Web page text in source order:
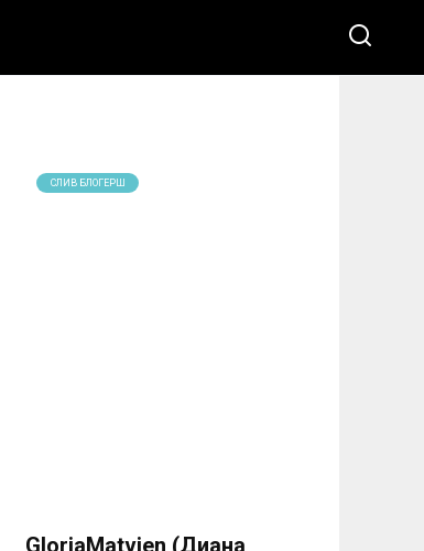
СЛИВ БЛОГЕРШ
GloriaMatvien (Диана